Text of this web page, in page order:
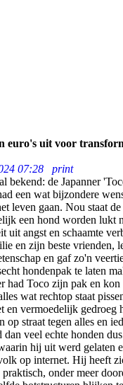
euro's uit voor
07:28
print
bekend: de Japanner
een wat bijzondere
leven gaan. Nou staat
een hond worden lukt
uit angst en schaamte
en zijn beste vrienden,
en gaf zo'n
hondenpak te laten
had Toco zijn pak en
wat rechtop staat
en vermoedelijk gedroeg
op straat tegen alles en
dan veel echte honden
hij uit werd gelaten
op internet. Hij heeft
onder meer